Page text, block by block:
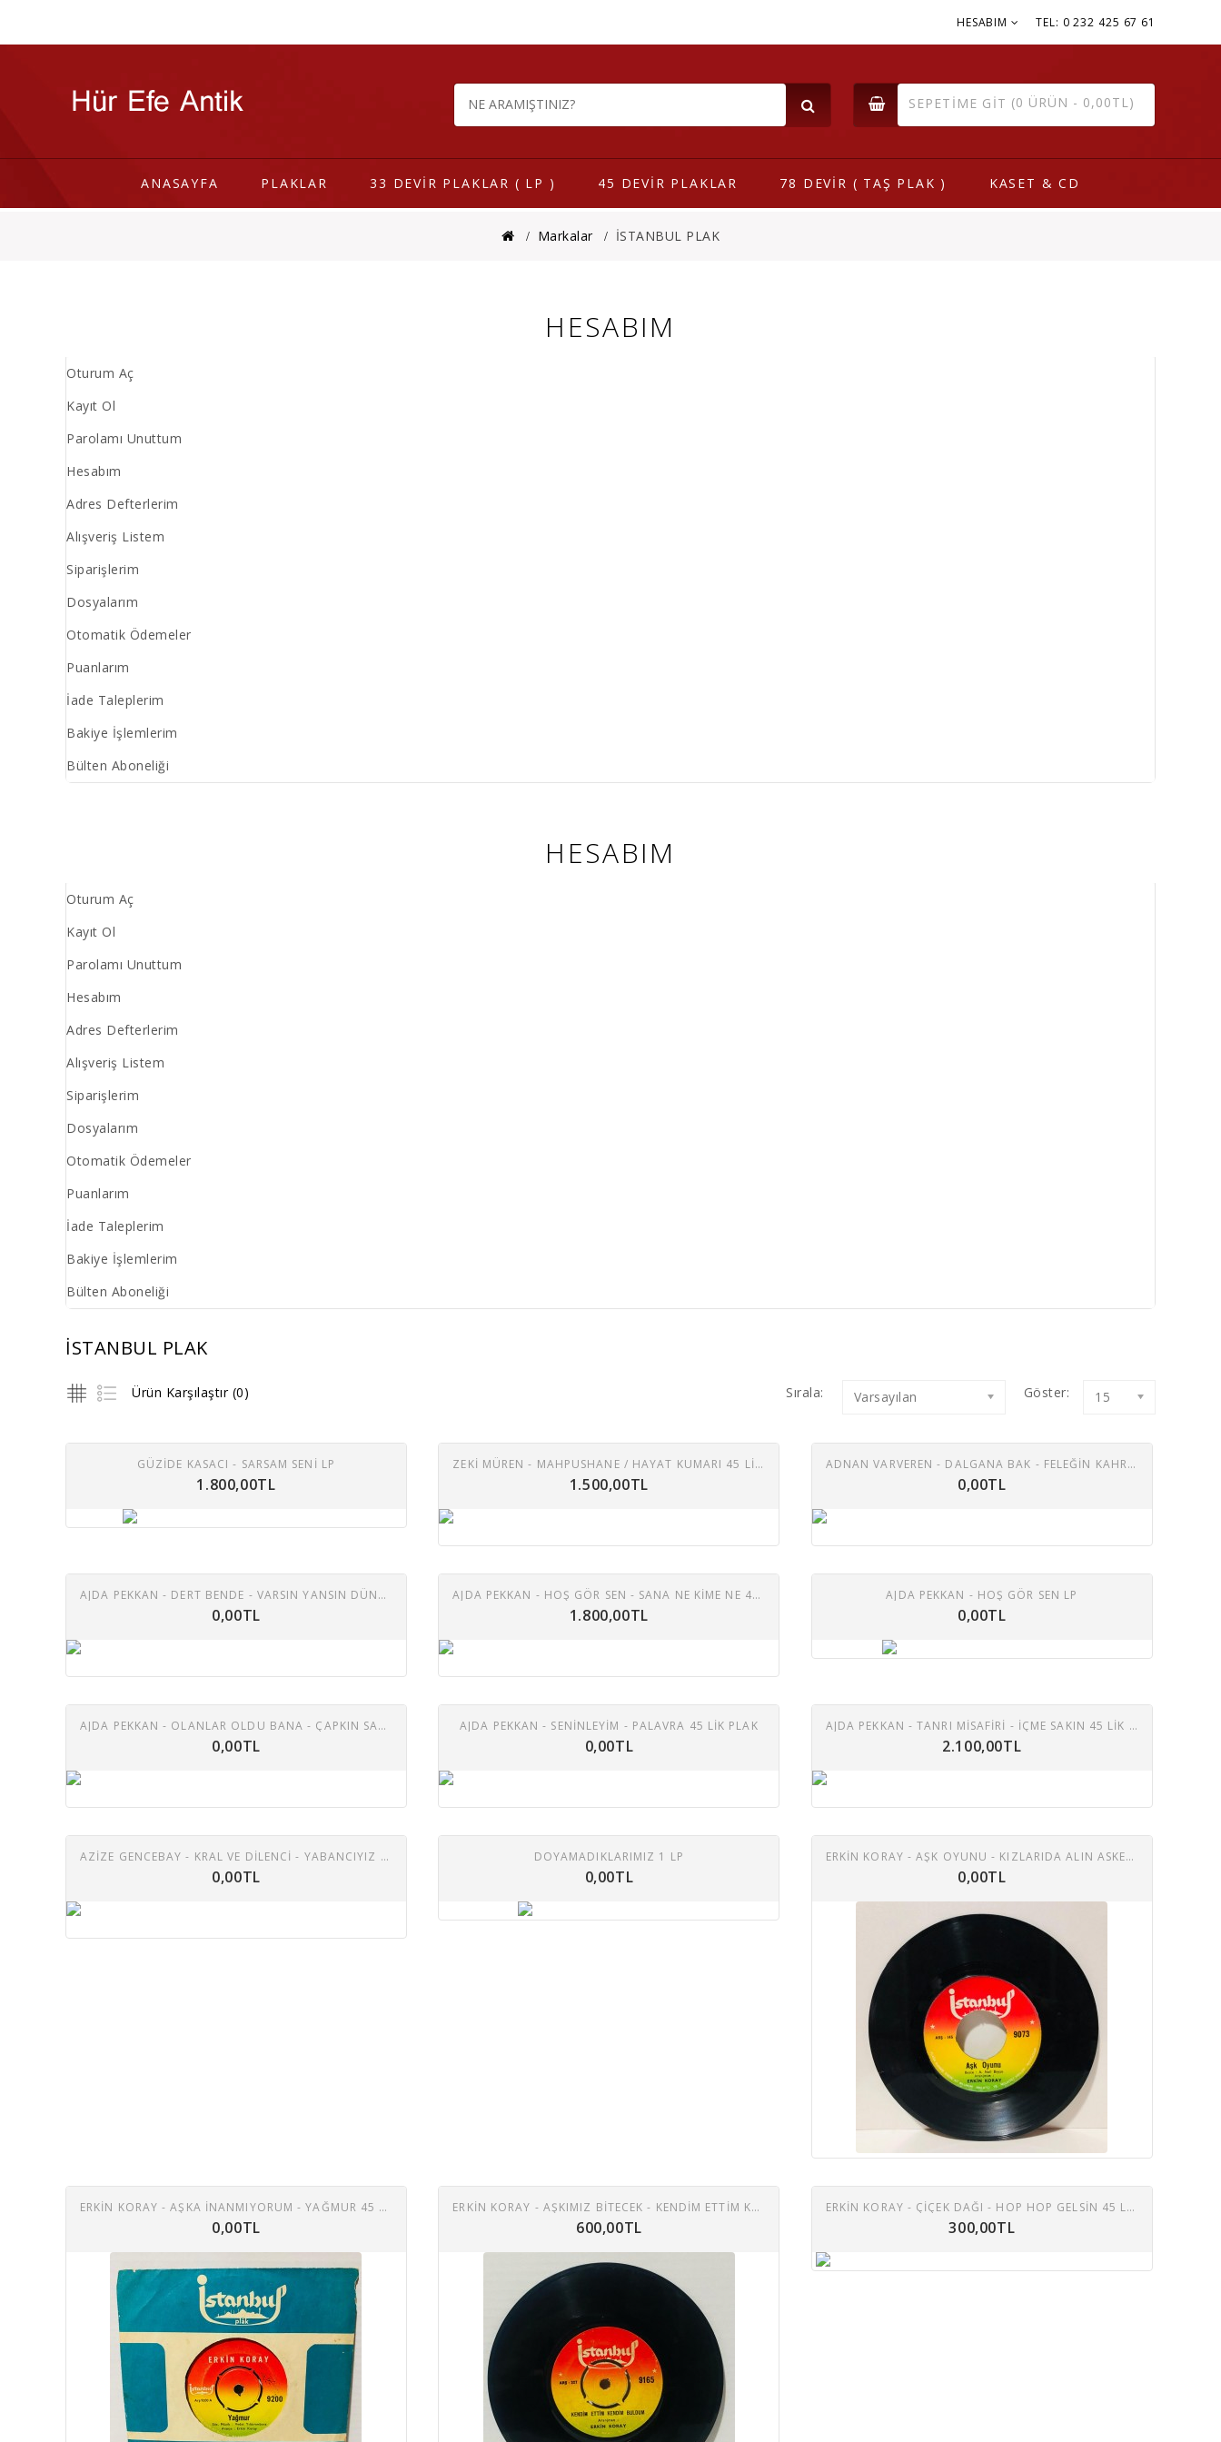
TEL: 0 232 425 67 61
HESABIM
SEPETIME GIT (0 ÜRÜN - 0,00TL)
ANASAYFA PLAKLAR 33 DEVİR PLAKLAR ( LP ) 45 DEVİR PLAKLAR 78 DEVİR ( TAŞ PLAK ) KASET & CD
Markalar İSTANBUL PLAK
HESABIM
Oturum Aç
Kayıt Ol
Parolamı Unuttum
Hesabım
Adres Defterlerim
Alışveriş Listem
Siparişlerim
Dosyalarım
Otomatik Ödemeler
Puanlarım
İade Taleplerim
Bakiye İşlemlerim
Bülten Aboneliği
HESABIM
Oturum Aç
Kayıt Ol
Parolamı Unuttum
Hesabım
Adres Defterlerim
Alışveriş Listem
Siparişlerim
Dosyalarım
Otomatik Ödemeler
Puanlarım
İade Taleplerim
Bakiye İşlemlerim
Bülten Aboneliği
İSTANBUL PLAK
Ürün Karşılaştır (0) Sırala: Varsayılan Göster: 15
GÜZİDE KASACI - SARSAM SENI LP
1.800,00TL
ZEKİ MÜREN - MAHPUSHANE / HAYAT KUMARI 45 LIK PLAK ( E )
1.500,00TL
ADNAN VARVEREN - DALGANA BAK - FELEĞİN KAHRINI ÇEKENLER BİLİR 45 LİK PLAK
0,00TL
AJDA PEKKAN - DERT BENDE - VARSIN YANSIN DÜNYA 45 LİK PLAK
0,00TL
AJDA PEKKAN - HOŞ GÖR SEN - SANA NE KIME NE 45 LIK PLAK
1.800,00TL
AJDA PEKKAN - HOŞ GÖR SEN LP
0,00TL
AJDA PEKKAN - OLANLAR OLDU BANA - ÇAPKIN SATICI 45 LIK PLAK
0,00TL
AJDA PEKKAN - SENİNLEYİM - PALAVRA 45 LİK PLAK
0,00TL
AJDA PEKKAN - TANRI MISAFIRI - IÇME SAKIN 45 LIK PLAK (E)
2.100,00TL
AZIZE GENCEBAY - KRAL VE DILENCI - YABANCIYIZ YABANCI 45 LIK PLAK
0,00TL
DOYAMADIKLARIMIZ 1 LP
0,00TL
ERKIN KORAY - AŞK OYUNU - KIZLARIDA ALIN ASKERE 45 LIK PLAK
0,00TL
ERKIN KORAY - AŞKA INANMIYORUM - YAĞMUR 45 LIK PLAK
0,00TL
ERKIN KORAY - AŞKIMIZ BITECEK - KENDIM ETTIM KENDIM BULDUM 45 LIK PLAK
600,00TL
ERKIN KORAY - ÇIÇEK DAĞI - HOP HOP GELSIN 45 LIK PLAK
300,00TL